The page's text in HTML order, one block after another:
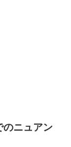
ニュアン